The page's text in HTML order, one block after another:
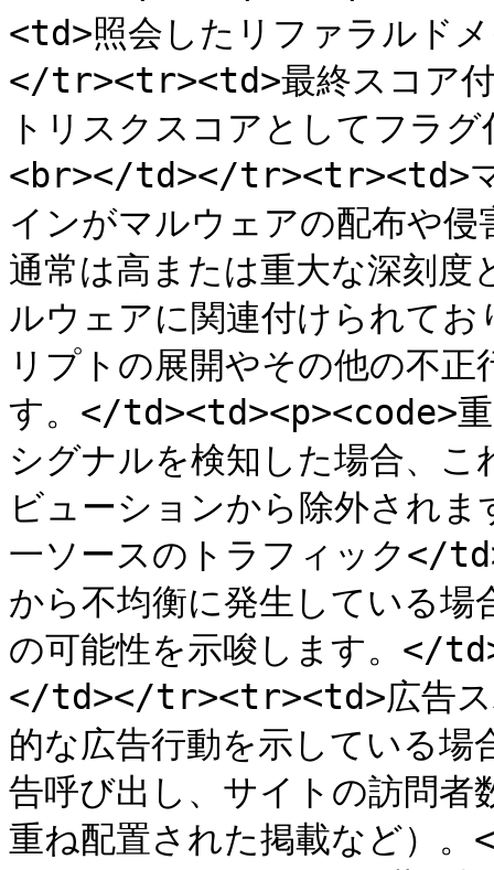
<td>照会したリファラル
</tr><tr><td>最終スコア
トリスクスコアとしてフラ
<br></td></tr><tr><td>マ
インがマルウェアの配布や
通常は高または重大な深刻
ルウェアに関連付けられて
リプトの展開やその他の不
す。</td><td><p><code>
シグナルを検知した場合、
ビューションから除外さ
一ソースのトラフィック</
から不均衡に発生している場
の可能性を示唆します。</
</td></tr><tr><td>広告ス
的な広告行動を示している
告呼び出し、サイトの訪問
重ね配置された掲載など）